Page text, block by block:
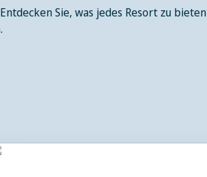
Sie, was jedes Resort zu bieten